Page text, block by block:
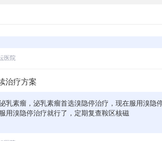
医院
治疗方案
乳素瘤，泌乳素瘤首选溴隐停治疗，现在服用溴隐
用溴隐停治疗就行了，定期复查鞍区核磁